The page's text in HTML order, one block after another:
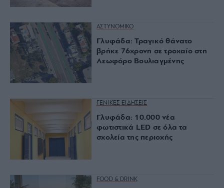
ΑΣΤΥΝΟΜΙΚΟ
Γλυφάδα: Τραγικό θάνατο
βρήκε 76χρονη σε τροχαίο στη
Λεωφόρο Βουλιαγμένης
ΓΕΝΙΚΕΣ ΕΙΔΗΣΕΙΣ
Γλυφάδα: 10.000 νέα
φωτιστικά LED σε όλα τα
σχολεία της περιοχής
FOOD & DRINK